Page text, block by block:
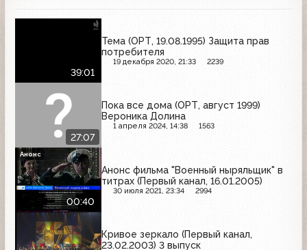
39:01
Тема (ОРТ, 19.08.1995) Защита прав
потребителя
19 декабря 2020, 21:33 2239
27:07
Пока все дома (ОРТ, август 1999)
Вероника Долина
1 апреля 2024, 14:38 1563
00:40
Анонс фильма "Военный ныряльщик" в
титрах (Первый канал, 16.01.2005)
30 июля 2021, 23:34 2994
Анонс
Кривое зеркало (Первый канал,
23.02.2003) 3 выпуск